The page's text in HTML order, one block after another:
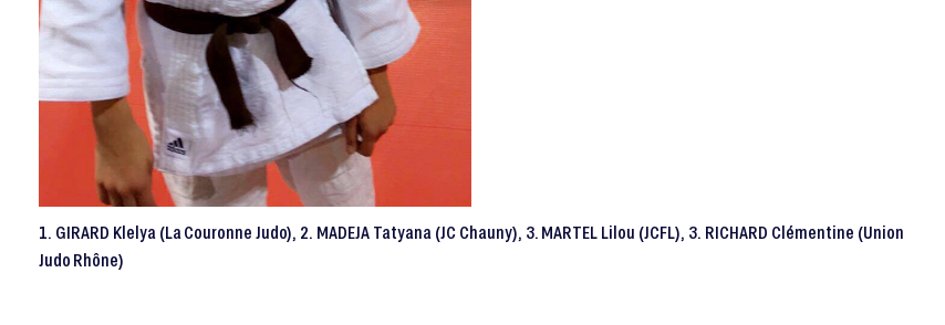
1. GIRARD Klelya (La Couronne Judo), 2. MADEJA Tatyana (JC Chauny), 3. MARTEL Lilou (JCFL), 3. RICHARD Clémentine (Union
Judo Rhône)